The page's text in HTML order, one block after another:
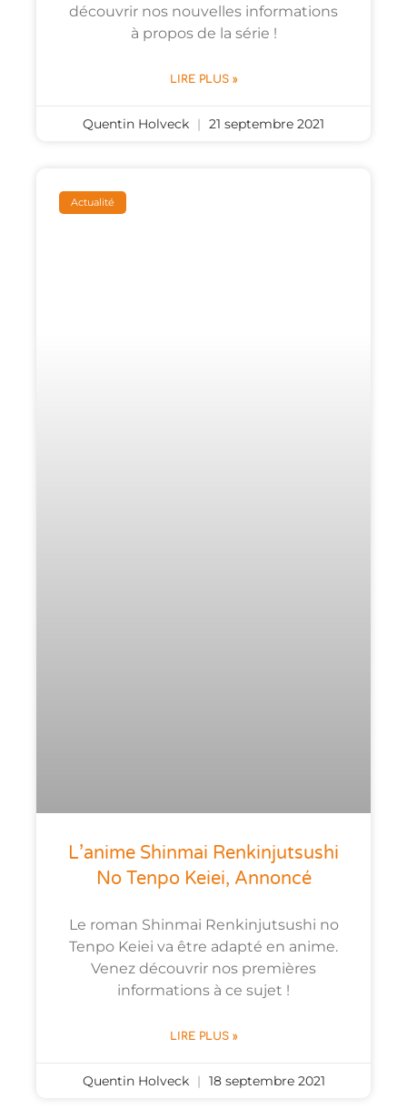
découvrir nos nouvelles informations
à propos de la série !
LIRE PLUS »
Quentin Holveck 21 septembre 2021
Actualité
L’anime Shinmai Renkinjutsushi
No Tenpo Keiei, Annoncé
Le roman Shinmai Renkinjutsushi no
Tenpo Keiei va être adapté en anime.
Venez découvrir nos premières
informations à ce sujet !
LIRE PLUS »
Quentin Holveck 18 septembre 2021